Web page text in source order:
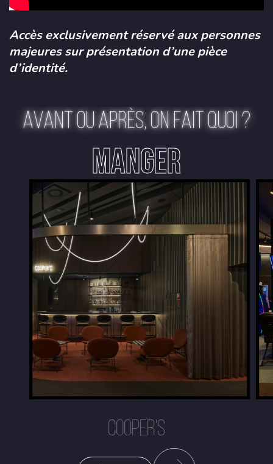
Accès exclusivement réservé aux personnes
majeures sur présentation d’une pièce
d’identité.
AVANT OU APRÈS, ON FAIT QUOI ?
MANGER
COOPER'S